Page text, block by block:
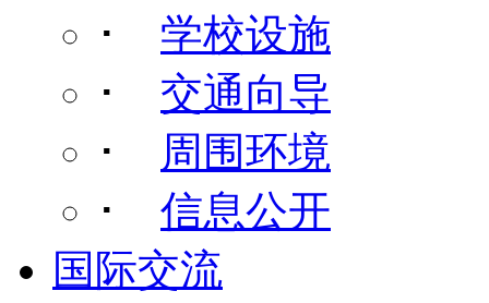
･ 学校设施
･ 交通向导
･ 周围环境
･ 信息公开
国际交流